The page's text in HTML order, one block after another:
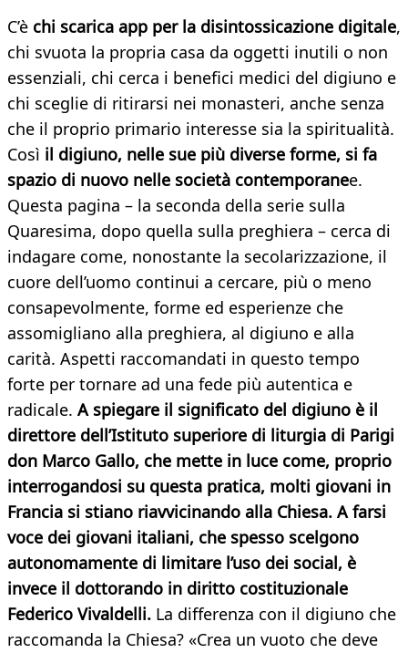
C’è chi scarica app per la disintossicazione digitale,
chi svuota la propria casa da oggetti inutili o non
essenziali, chi cerca i benefici medici del digiuno e
chi sceglie di ritirarsi nei monasteri, anche senza
che il proprio primario interesse sia la spiritualità.
Così il digiuno, nelle sue più diverse forme, si fa
spazio di nuovo nelle società contemporanee.
Questa pagina – la seconda della serie sulla
Quaresima, dopo quella sulla preghiera – cerca di
indagare come, nonostante la secolarizzazione, il
cuore dell’uomo continui a cercare, più o meno
consapevolmente, forme ed esperienze che
assomigliano alla preghiera, al digiuno e alla
carità. Aspetti raccomandati in questo tempo
forte per tornare ad una fede più autentica e
radicale. A spiegare il significato del digiuno è il
direttore dell’Istituto superiore di liturgia di Parigi
don Marco Gallo, che mette in luce come, proprio
interrogandosi su questa pratica, molti giovani in
Francia si stiano riavvicinando alla Chiesa. A farsi
voce dei giovani italiani, che spesso scelgono
autonomamente di limitare l’uso dei social, è
invece il dottorando in diritto costituzionale
Federico Vivaldelli. La differenza con il digiuno che
raccomanda la Chiesa? «Crea un vuoto che deve